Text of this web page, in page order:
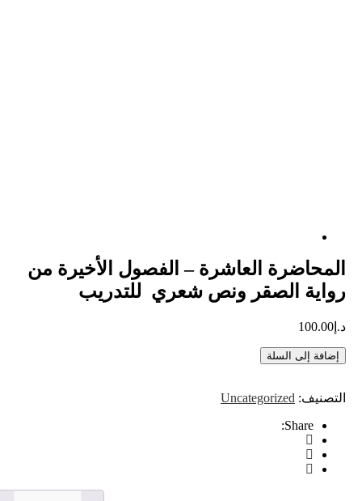
المحاضرة العاشرة – الفصول الأخيرة من
رواية الصقر ونص شعري للتدريب
100.00
إضافة إلى السلة
التصنيف: Uncategorized
Share: